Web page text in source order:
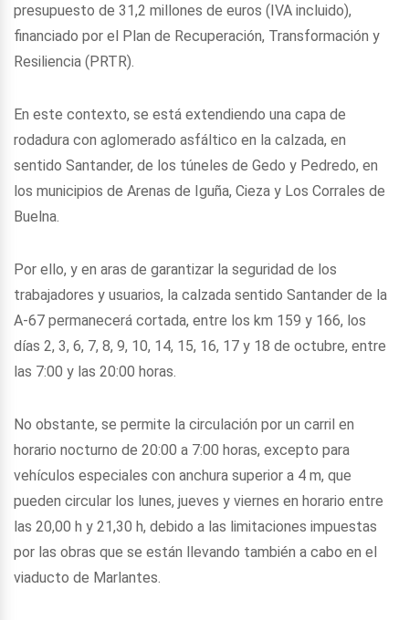
presupuesto de 31,2 millones de euros (IVA incluido),
financiado por el Plan de Recuperación, Transformación y
Resiliencia (PRTR).
En este contexto, se está extendiendo una capa de
rodadura con aglomerado asfáltico en la calzada, en
sentido Santander, de los túneles de Gedo y Pedredo, en
los municipios de Arenas de Iguña, Cieza y Los Corrales de
Buelna.
Por ello, y en aras de garantizar la seguridad de los
trabajadores y usuarios, la calzada sentido Santander de la
A-67 permanecerá cortada, entre los km 159 y 166, los
días 2, 3, 6, 7, 8, 9, 10, 14, 15, 16, 17 y 18 de octubre, entre
las 7:00 y las 20:00 horas.
No obstante, se permite la circulación por un carril en
horario nocturno de 20:00 a 7:00 horas, excepto para
vehículos especiales con anchura superior a 4 m, que
pueden circular los lunes, jueves y viernes en horario entre
las 20,00 h y 21,30 h, debido a las limitaciones impuestas
por las obras que se están llevando también a cabo en el
viaducto de Marlantes.